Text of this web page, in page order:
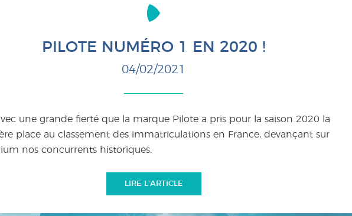
PILOTE NUMÉRO 1 EN 2020 !
04/02/2021
une grande fierté que la marque Pilote a pris pour la saison 2020 la
place au classement des immatriculations en France, devançant sur
nos concurrents historiques.
LIRE L'ARTICLE